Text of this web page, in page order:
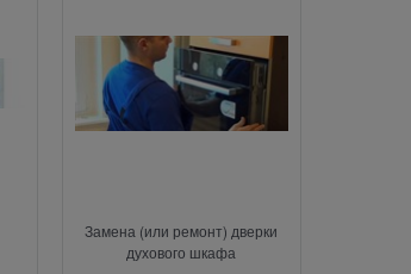
Замена (или ремонт) дверки
духового шкафа